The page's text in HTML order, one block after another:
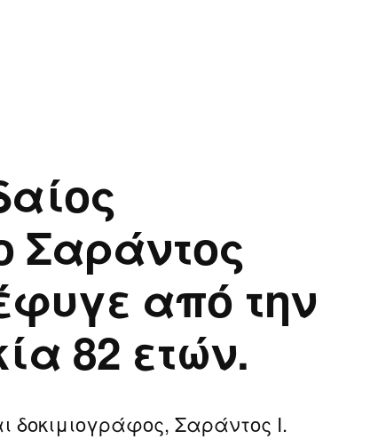
Σαράντος
από την
82 ετών.
δοκιμιογράφος, Σαράντος Ι.